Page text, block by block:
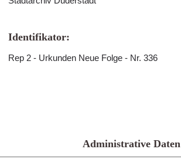
Identifikator:
Rep 2 - Urkunden Neue Folge - Nr. 336
Administrative Daten